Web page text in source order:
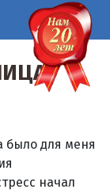
было для меня
начал